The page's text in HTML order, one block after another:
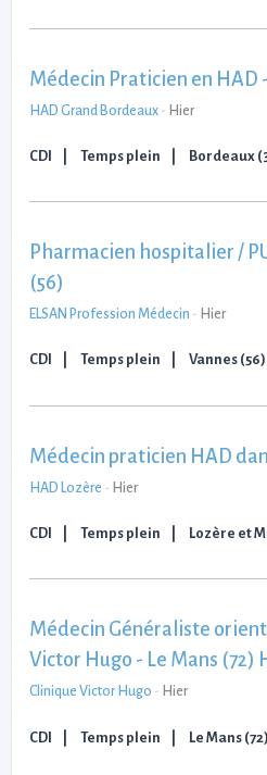
Médecin Praticien en HAD
HAD Grand Bordeaux - Hier
CDI Temps plein Bordeaux
Pharmacien hospitalier /
(56)
ELSAN Profession Médecin - Hier
CDI Temps plein Vannes (56)
Médecin praticien HAD
HAD Lozère - Hier
CDI Temps plein Lozère et
Médecin Généraliste
Victor Hugo - Le Mans (72)
Clinique Victor Hugo - Hier
CDI Temps plein Le Mans